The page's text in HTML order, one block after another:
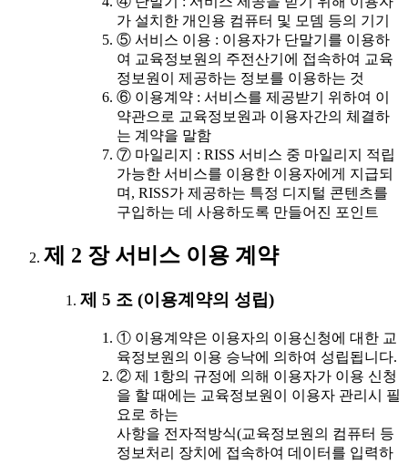
가 설치한 개인용 컴퓨터 및 모뎀 등의 기기
⑤ 서비스 이용 : 이용자가 단말기를 이용하
여 교육정보원의 주전산기에 접속하여 교육
정보원이 제공하는 정보를 이용하는 것
⑥ 이용계약 : 서비스를 제공받기 위하여 이
약관으로 교육정보원과 이용자간의 체결하
는 계약을 말함
⑦ 마일리지 : RISS 서비스 중 마일리지 적립
가능한 서비스를 이용한 이용자에게 지급되
며, RISS가 제공하는 특정 디지털 콘텐츠를
구입하는 데 사용하도록 만들어진 포인트
제 2 장 서비스 이용 계약
제 5 조 (이용계약의 성립)
① 이용계약은 이용자의 이용신청에 대한 교
육정보원의 이용 승낙에 의하여 성립됩니다.
② 제 1항의 규정에 의해 이용자가 이용 신청
을 할 때에는 교육정보원이 이용자 관리시 필
요로 하는
사항을 전자적방식(교육정보원의 컴퓨터 등
정보처리 장치에 접속하여 데이터를 입력하